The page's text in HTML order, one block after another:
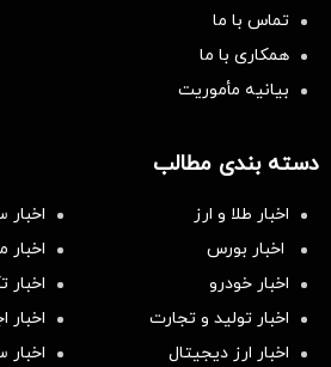
تماس با ما
همکاری با ما
بیانیه مأموریت
دسته بندی مطالب
اخبار طلا و ارز
اخبار بورس
اخبار خودرو
اخبار
اخبار تولید و تجارت
اخبار
اخبار ارز دیجیتال
اخبار